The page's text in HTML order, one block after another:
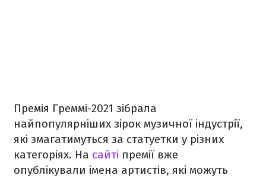
Премія Греммі-2021 зібрала
найпопулярніших зірок музичної індустрії,
які змагатимуться за статуетки у різних
категоріях. На сайті премії вже
опублікували імена артистів, які можуть